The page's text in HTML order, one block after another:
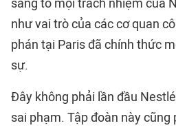
sáng tỏ mọi trách nhiệm của
như vai trò của các cơ quan
phán tại Paris đã chính thức
sự.
Đây không phải lần đầu
sai phạm. Tập đoàn này cũng